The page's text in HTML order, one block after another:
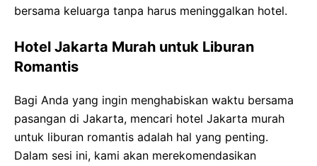
bersama keluarga tanpa harus meninggalkan hotel.
Hotel Jakarta Murah untuk Liburan
Romantis
Bagi Anda yang ingin menghabiskan waktu bersama
pasangan di Jakarta, mencari hotel Jakarta murah
untuk liburan romantis adalah hal yang penting.
Dalam sesi ini, kami akan merekomendasikan